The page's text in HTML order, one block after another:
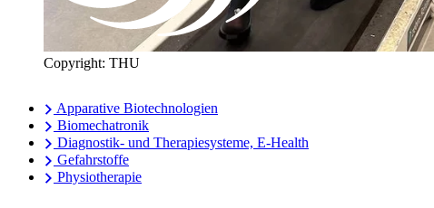
Copyright: THU
Apparative Biotechnologien
Biomechatronik
Diagnostik- und Therapiesysteme, E-Health
Gefahrstoffe
Physiotherapie